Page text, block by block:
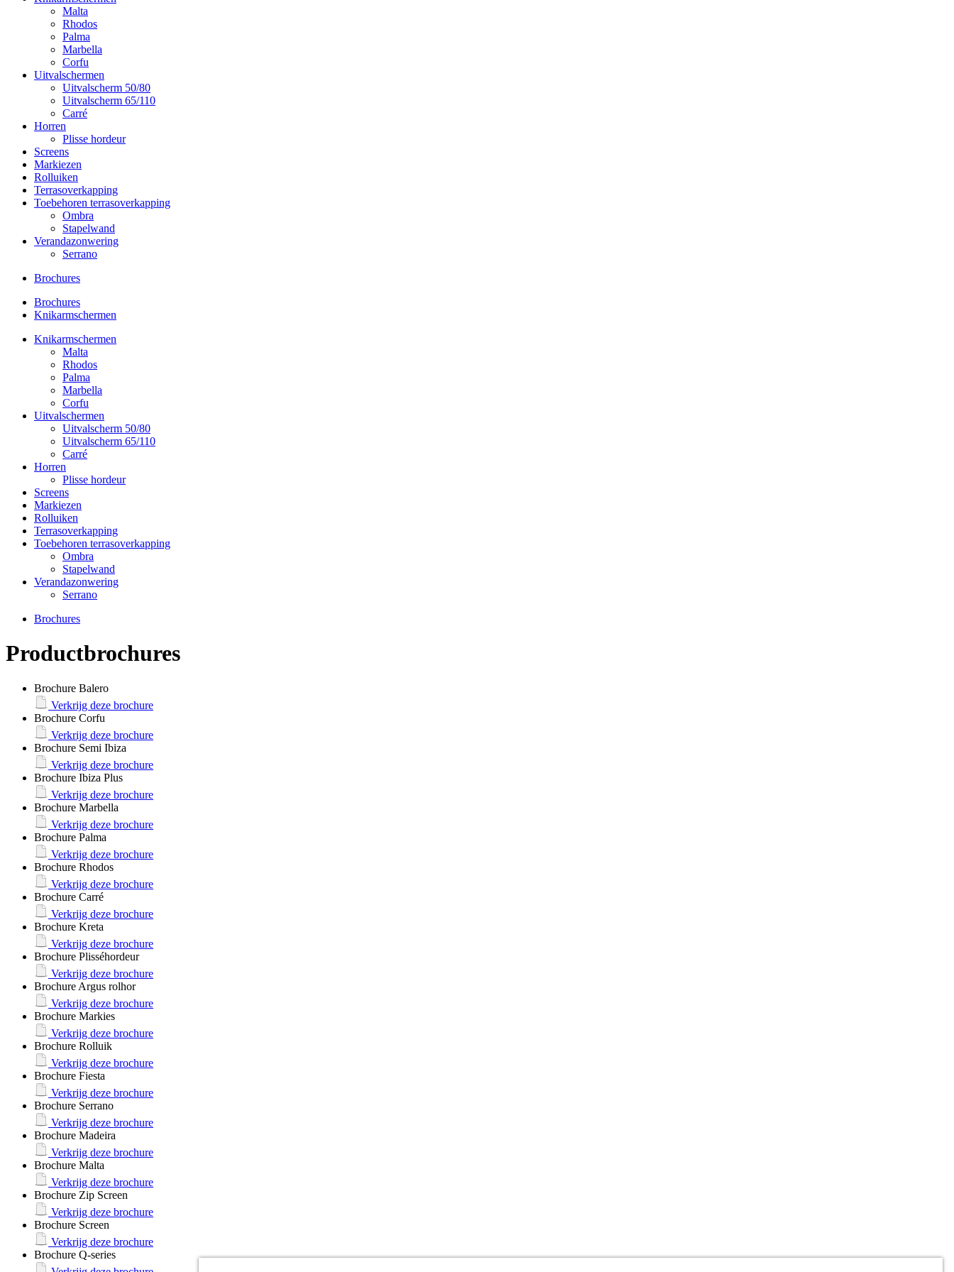
Malta
Rhodos
Palma
Marbella
Corfu
Uitvalschermen
Uitvalscherm 50/80
Uitvalscherm 65/110
Carré
Horren
Plisse hordeur
Screens
Markiezen
Rolluiken
Terrasoverkapping
Toebehoren terrasoverkapping
Ombra
Stapelwand
Verandazonwering
Serrano
Brochures
Brochures
Knikarmschermen
Knikarmschermen
Malta
Rhodos
Palma
Marbella
Corfu
Uitvalschermen
Uitvalscherm 50/80
Uitvalscherm 65/110
Carré
Horren
Plisse hordeur
Screens
Markiezen
Rolluiken
Terrasoverkapping
Toebehoren terrasoverkapping
Ombra
Stapelwand
Verandazonwering
Serrano
Brochures
Productbrochures
Brochure Balero
Verkrijg deze brochure
Brochure Corfu
Verkrijg deze brochure
Brochure Semi Ibiza
Verkrijg deze brochure
Brochure Ibiza Plus
Verkrijg deze brochure
Brochure Marbella
Verkrijg deze brochure
Brochure Palma
Verkrijg deze brochure
Brochure Rhodos
Verkrijg deze brochure
Brochure Carré
Verkrijg deze brochure
Brochure Kreta
Verkrijg deze brochure
Brochure Plisséhordeur
Verkrijg deze brochure
Brochure Argus rolhor
Verkrijg deze brochure
Brochure Markies
Verkrijg deze brochure
Brochure Rolluik
Verkrijg deze brochure
Brochure Fiesta
Verkrijg deze brochure
Brochure Serrano
Verkrijg deze brochure
Brochure Madeira
Verkrijg deze brochure
Brochure Malta
Verkrijg deze brochure
Brochure Zip Screen
Verkrijg deze brochure
Brochure Screen
Verkrijg deze brochure
Brochure Q-series